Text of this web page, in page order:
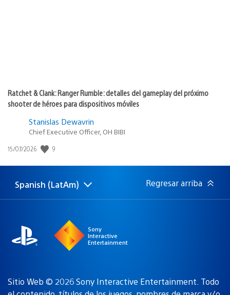
Ratchet & Clank: Ranger Rumble: detalles del gameplay del próximo
shooter de héroes para dispositivos móviles
Stanislas Dewavrin
Chief Executive Officer, OH BIBI
Fecha
publicación:
15/07/2026 9
Elige
una
Región
actual:
Spanish (LatAm) Regresar arriba
Sony
Interactive
Entertainment
Sitio Web © 2026 Sony Interactive Entertainment. Todo